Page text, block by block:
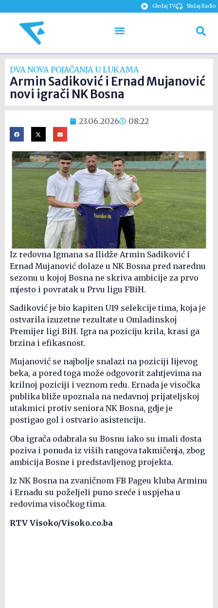
Gledaj TV Slušaj Radio
DVA NOVA POJAČANJA U LUKAMA
Armin Sadiković i Ernad Mujanović
novi igrači NK Bosna
23.06.2026 08:22
Iz redovna Igmana sa Ilidže Armin Sadiković i
Ernad Mujanović dolaze u NK Bosna pred narednu
sezonu u kojoj Bosna ne skriva ambicije za prvo
mjesto i povratak u Prvu ligu FBiH.
Sadiković je bio kapiten U19 selekcije tima, koja je
ostvarila izuzetne rezultate u Omladinskoj
Premijer ligi BiH. Igra na poziciju krila, krasi ga
brzina i efikasnost.
Mujanović se najbolje snalazi na poziciji lijevog
beka, a pored toga može odgovorit zahtjevima na
krilnoj poziciji i veznom redu. Ernada je visočka
publika bliže upoznala na nedavnoj prijateljskoj
utakmici protiv seniora NK Bosna, gdje je
postigao gol i ostvario asistenciju.
Oba igrača odabrala su Bosnu iako su imali dosta
poziva i ponuda iz viših rangova takmičenja, zbog
ambicija Bosne i predstavljenog projekta.
Iz NK Bosna na zvaničnom FB Pageu kluba Arminu
i Ernadu su poželjeli puno sreće i uspjeha u
redovima visočkog tima.
RTV Visoko/Visoko.co.ba